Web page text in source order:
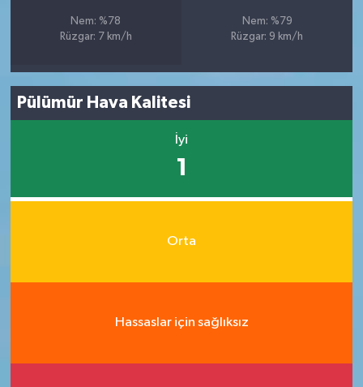
Nem: %78
Rüzgar: 7 km/h
Nem: %79
Rüzgar: 9 km/h
Pülümür Hava Kalitesi
İyi
1
Orta
Hassaslar için sağlıksız